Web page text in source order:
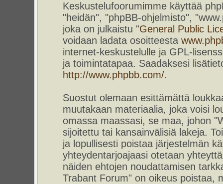
Keskustelufoorumimme käyttää
"heidän", "phpBB-ohjelmisto",
joka on julkaistu "General Public
voidaan ladata osoitteesta
internet-keskustelulle ja GPL-
ja toimintatapaa. Saadaksesi
http://www.phpbb.com/.
Suostut olemaan esittämättä
muutakaan materiaalia, joka voisi
omassa maassasi, se maa, johon
sijoitettu tai kansainvälisiä lakeja.
ja lopullisesti poistaa järjestelmän
yhteydentarjoajaasi otetaan
näiden ehtojen noudattamisen
Trabant Forum" on oikeus poistaa,